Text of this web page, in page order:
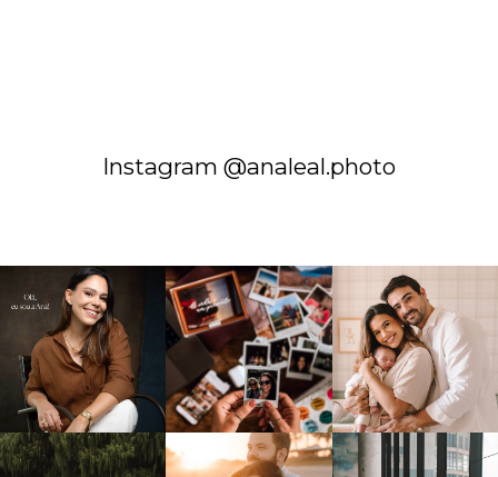
Instagram @analeal.photo